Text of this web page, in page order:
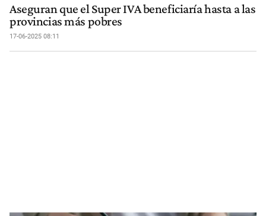
Aseguran que el Super IVA beneficiaría hasta a las
provincias más pobres
17-06-2025 08:11